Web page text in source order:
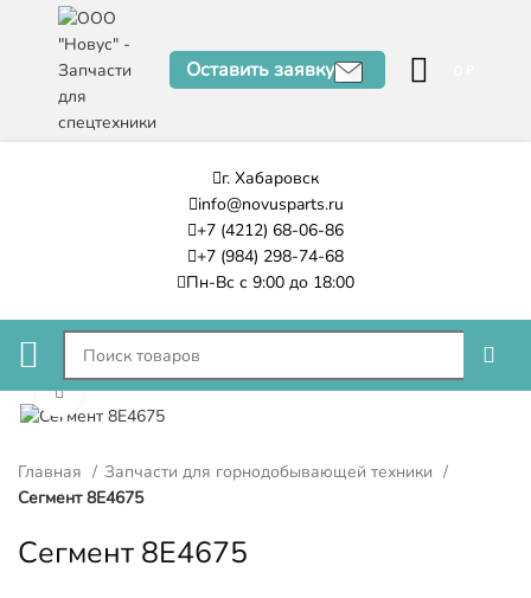
Оставить заявку
г. Хабаровск
info@novusparts.ru
+7 (4212) 68-06-86
+7 (984) 298-74-68
Пн-Вс с 9:00 до 18:00
Нажмите, чтобы увеличить
Главная
Запчасти для горнодобывающей техники
Сегмент 8E4675
Сегмент 8E4675